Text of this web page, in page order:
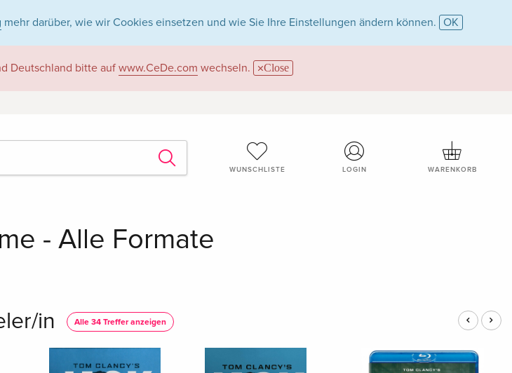
mehr darüber, wie wir Cookies einsetzen und wie Sie Ihre Einstellungen ändern können. OK
Deutschland bitte auf www.CeDe.com wechseln. Close
WUNSCHLISTE LOGIN WARENKORB
- Alle Formate
in Alle 34 Treffer anzeigen